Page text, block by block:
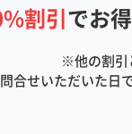
割引でお
※他の割引
合せいただいた日